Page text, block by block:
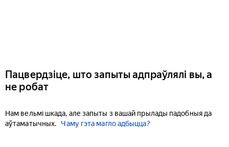
Пацвердзіце, што запыты адпраўлялі вы, а
не робат
Нам вельмі шкада, але запыты з вашай прылады падобныя да
аўтаматычных.
Чаму гэта магло адбыцца?